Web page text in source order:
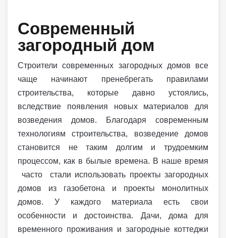
Современный
загородный дом
Строители современных загородных домов все
чаще начинают пренебрегать правилами
строительства, которые давно устоялись,
вследствие появления новых материалов для
возведения домов. Благодаря современным
технологиям строительства, возведение домов
становится не таким долгим и трудоемким
процессом, как в былые времена. В наше время
часто стали использовать проекты загородных
домов из газобетона и проекты монолитных
домов. У каждого материала есть свои
особенности и достоинства. Дачи, дома для
временного проживания и загородные коттеджи